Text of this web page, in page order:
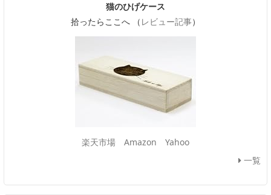
猫のひげケース
拾ったらここへ （ レビュー記事）
楽天市場 Amazon
Yahoo
一覧